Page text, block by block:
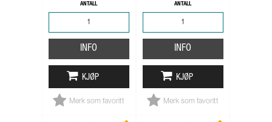
ANTALL
INFO
KJØP
Merk som favoritt
ANTALL
INFO
KJØP
Merk som favoritt